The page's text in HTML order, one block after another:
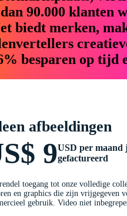
90.000 klanten
biedt merken,
besparen op tijd
afbeeldingen
9USD per maand
gefactureerd
toegang tot onze volledige
en graphics die zijn vrijgegeven
gebruik. Video niet